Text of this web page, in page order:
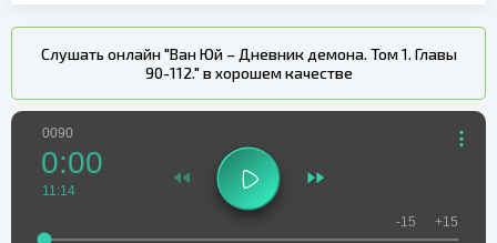
Слушать онлайн "Ван Юй – Дневник демона. Том 1. Главы
90-112." в хорошем качестве
0090
0:00
11:14
-15 +15